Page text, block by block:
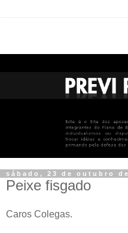
sábado, 23 de outubro
Peixe fisgado
Caros Colegas.